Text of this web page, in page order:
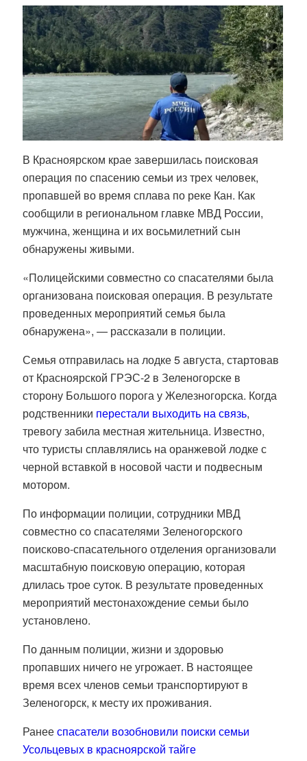
В Красноярском крае завершилась поисковая
операция по спасению семьи из трех человек,
пропавшей во время сплава по реке Кан. Как
сообщили в региональном главке МВД России,
мужчина, женщина и их восьмилетний сын
обнаружены живыми.
«Полицейскими совместно со спасателями была
организована поисковая операция. В результате
проведенных мероприятий семья была
обнаружена», — рассказали в полиции.
Семья отправилась на лодке 5 августа, стартовав
от Красноярской ГРЭС-2 в Зеленогорске в
сторону Большого порога у Железногорска. Когда
родственники перестали выходить на связь,
тревогу забила местная жительница. Известно,
что туристы сплавлялись на оранжевой лодке с
черной вставкой в носовой части и подвесным
мотором.
По информации полиции, сотрудники МВД
совместно со спасателями Зеленогорского
поисково-спасательного отделения организовали
масштабную поисковую операцию, которая
длилась трое суток. В результате проведенных
мероприятий местонахождение семьи было
установлено.
По данным полиции, жизни и здоровью
пропавших ничего не угрожает. В настоящее
время всех членов семьи транспортируют в
Зеленогорск, к месту их проживания.
Ранееспасатели возобновили поиски семьи
Усольцевых в красноярской тайге